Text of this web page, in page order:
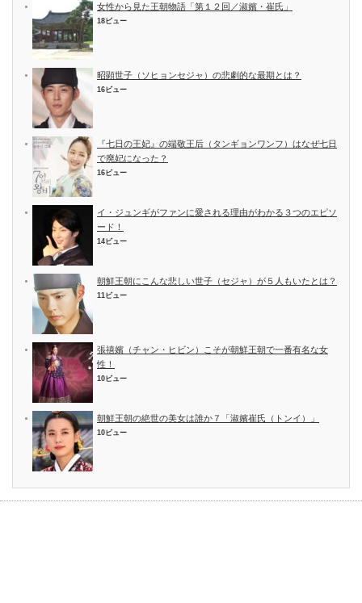
女性から見た王朝物語「第１２回／淑嬪・崔氏」
18ビュー
昭顕世子（ソヒョンセジャ）の悲劇的な最期とは？
16ビュー
『七日の王妃』の端敬王后（タンギョンワンフ）はなぜ七日
で廃妃になった？
16ビュー
イ・ジュンギがファンに愛される理由がわかる３つのエピソ
ード！
14ビュー
朝鮮王朝にこんな悲しい世子（セジャ）が５人もいたとは？
11ビュー
張禧嬪（チャン・ヒビン）こそが朝鮮王朝で一番有名な女
性！
10ビュー
朝鮮王朝の絶世の美女は誰か７「淑嬪崔氏（トンイ）」
10ビュー